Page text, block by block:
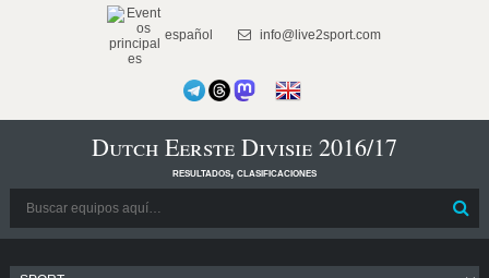
español info@live2sport.com
Dutch Eerste Divisie 2016/17
resultados, clasificaciones